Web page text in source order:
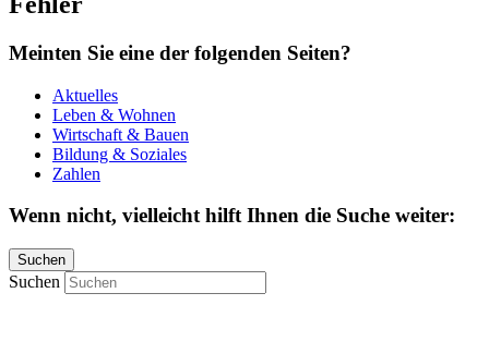
Meinten Sie eine der folgenden Seiten?
Aktuelles
Leben & Wohnen
Wirtschaft & Bauen
Bildung & Soziales
Zahlen
Wenn nicht, vielleicht hilft Ihnen die Suche weiter:
Suchen
Suchen